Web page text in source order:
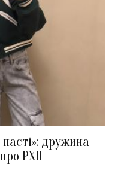
пасті»: дружина
РХП